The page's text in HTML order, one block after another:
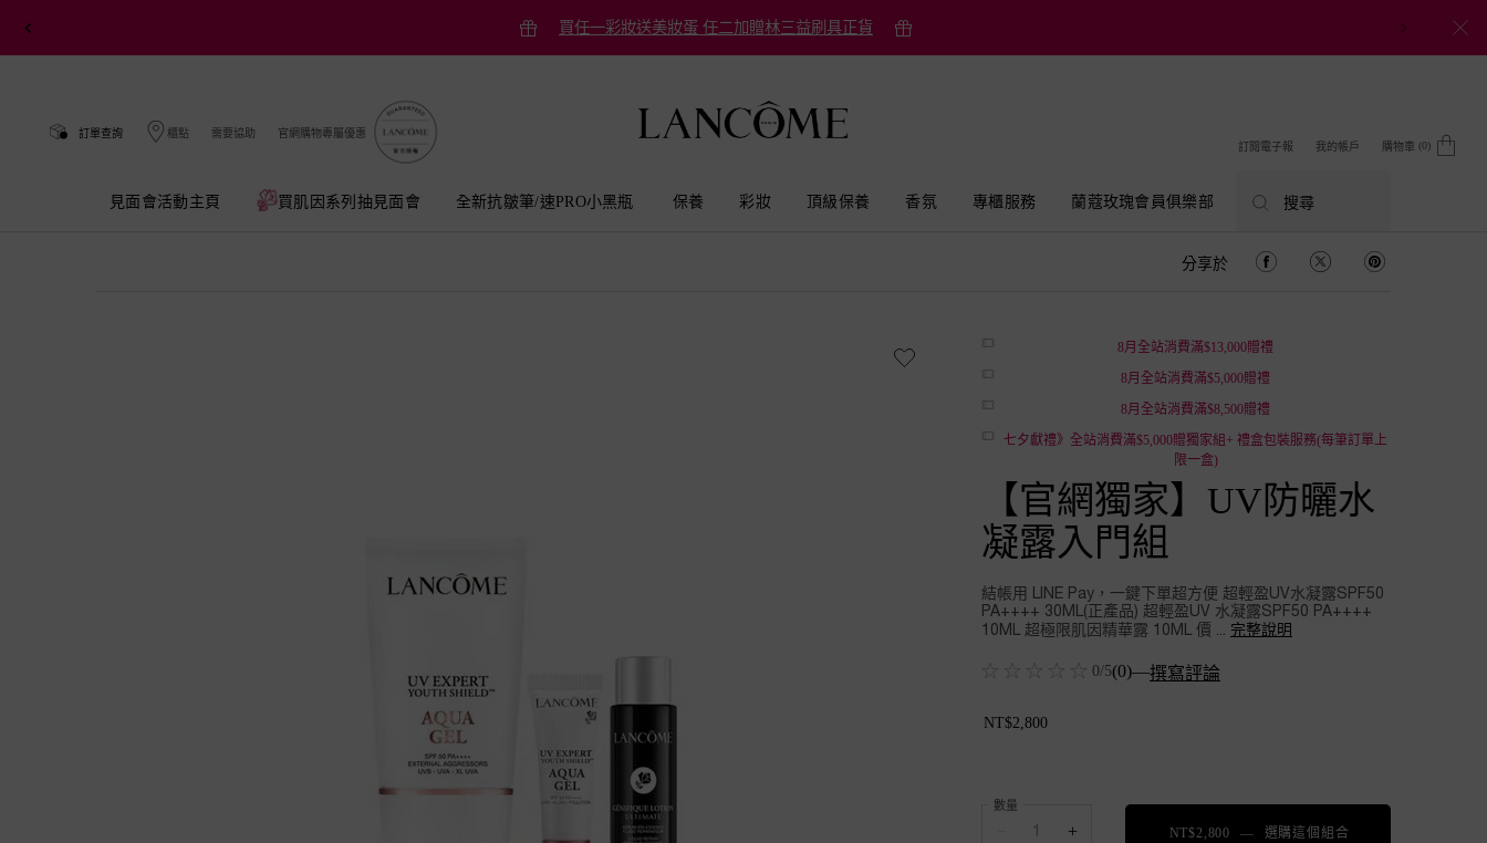
買任一彩妝送美妝蛋 任二加贈林三益刷具正貨
訂單查詢 櫃點 需要協助
官網購物專屬優惠
訂閱電子報
我的帳戶 購物車 0
0 product in cart
見面會活動主頁 買肌因系列抽見面會​ 全新抗皺筆/速PRO小黑瓶 保養 彩妝 頂級保養 香氛 專櫃服務 蘭蔻玫瑰會員俱樂部 搜尋
分享於 分享於 Facebook
分享於 Twitter分享於 Pinterest
8月全站消費滿$13,000贈禮
8月全站消費滿$5,000贈禮
8月全站消費滿$8,500贈禮
七夕獻禮》全站消費滿$5,000贈獨家組+ 禮盒包裝服務(每筆訂單上
限一盒)
【官網獨家】UV防曬水
凝露入門組
結帳用 LINE Pay，一鍵下單超方便 超輕盈UV水凝露SPF50
PA++++ 30ML(正產品) 超輕盈UV 水凝露SPF50 PA++++
10ML 超極限肌因精華露 10ML 價 ... 完整說明
0/5(0)—撰寫評論
NT$2,800
數量
+ NT$2,800 ― 選購這個組合